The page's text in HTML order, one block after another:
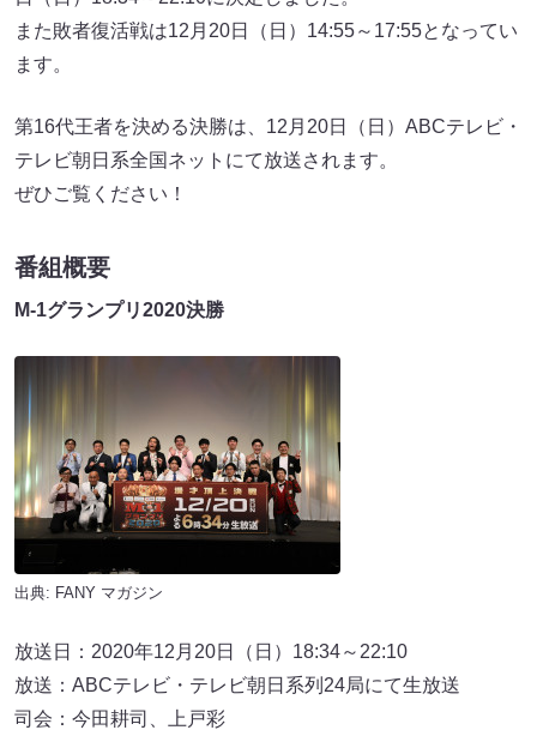
また敗者復活戦は12月20日（日）14:55～17:55となってい
ます。
第16代王者を決める決勝は、12月20日（日）ABCテレビ・
テレビ朝日系全国ネットにて放送されます。
ぜひご覧ください！
番組概要
M-1グランプリ2020決勝
出典: FANY マガジン
放送日：2020年12月20日（日）18:34～22:10
放送：ABCテレビ・テレビ朝日系列24局にて生放送
司会：今田耕司、上戸彩